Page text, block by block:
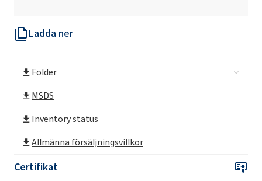
Ladda ner
Folder
MSDS
Inventory status
Allmänna försäljningsvillkor
Certifikat